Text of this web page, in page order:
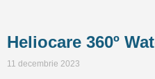
Heliocare 360º
11 decembrie 2023